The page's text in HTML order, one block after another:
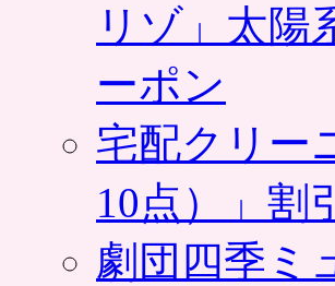
リゾ」太陽
ーポン
宅配クリー
10点）」割
劇団四季ミ